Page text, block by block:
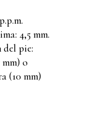
4,5 mm.
del pie:
o
(10 mm)